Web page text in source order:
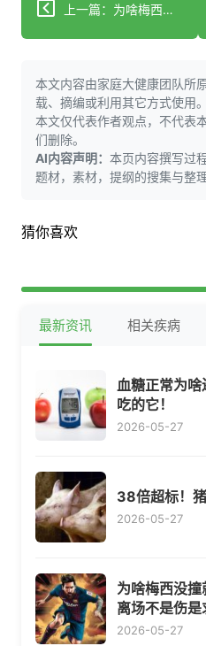
上一篇：为啥梅西没撞就倒？39岁老将突然按腿离场不是伤是求救
本文内容由家庭大健康团队所
载、摘编或利用其它方式使用
本文仅代表作者观点，不代表
们删除。
AI内容声明： 本页内容撰写过
题材，素材，提纲的搜集与整
猜你喜欢
最新资讯 相关疾病
血糖正常为
吃的它！
2026-05-27
38倍超标！
2026-05-27
为啥梅西没
离场不是伤是
2026-05-27